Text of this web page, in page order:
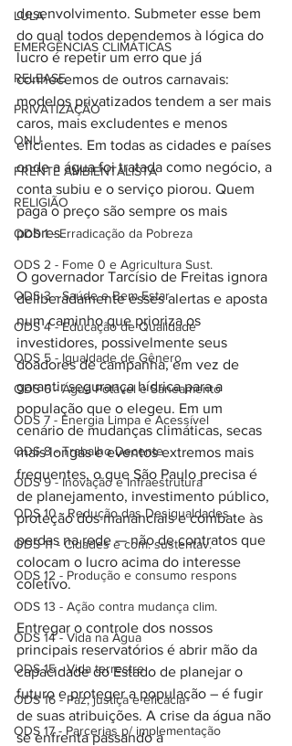
LULA
EMERGÊNCIAS CLIMÁTICAS
RELEASE
PRIVATIZAÇÃO
ONU
FRENTE AMBIENTALISTA
RELIGIÃO
ODS 1 - Erradicação da Pobreza
ODS 2 - Fome 0 e Agricultura Sust.
ODS 3 - Saúde e Bem Estar
ODS 4 - Educação de Qualidade
ODS 5 - Igualdade de Gênero
ODS 6 - Água Potável e Saneamento
ODS 7 - Energia Limpa e Acessível
ODS 8 - Trabalho Decente
ODS 9 - Inovação e Infraestrutura
ODS 10 - Redução das Desigualdades
ODS 11 - Cidades e com. sustentav.
ODS 12 - Produção e consumo respons
ODS 13 - Ação contra mudança clim.
ODS 14 - Vida na Água
ODS 15 - Vida terrestre
ODS 16 - Paz, justiça e eficácia
ODS 17 - Parcerias p/ implementação
desenvolvimento. Submeter esse bem
do qual todos dependemos à lógica do
lucro é repetir um erro que já
conhecemos de outros carnavais:
modelos privatizados tendem a ser mais
caros, mais excludentes e menos
eficientes. Em todas as cidades e países
onde a água foi tratada como negócio, a
conta subiu e o serviço piorou. Quem
paga o preço são sempre os mais
pobres.
O governador Tarcísio de Freitas ignora
deliberadamente esses alertas e aposta
num caminho que prioriza os
investidores, possivelmente seus
doadores de campanha, em vez de
garantir segurança hídrica para a
população que o elegeu. Em um
cenário de mudanças climáticas, secas
mais longas e eventos extremos mais
frequentes, o que São Paulo precisa é
de planejamento, investimento público,
proteção dos mananciais e combate às
perdas na rede — não de contratos que
colocam o lucro acima do interesse
coletivo.
Entregar o controle dos nossos
principais reservatórios é abrir mão da
capacidade do Estado de planejar o
futuro e proteger a população – é fugir
de suas atribuições. A crise da água não
se enfrenta passando a